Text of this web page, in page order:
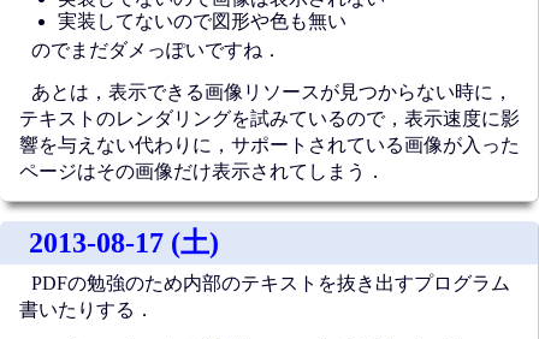
実装してないので図形や色も無い
のでまだダメっぽいですね．
あとは，表示できる画像リソースが見つからない時に，
テキストのレンダリングを試みているので，表示速度に影
響を与えない代わりに，サポートされている画像が入った
ページはその画像だけ表示されてしまう．
2013-08-17 (土)
PDFの勉強のため内部のテキストを抜き出すプログラム
書いたりする．